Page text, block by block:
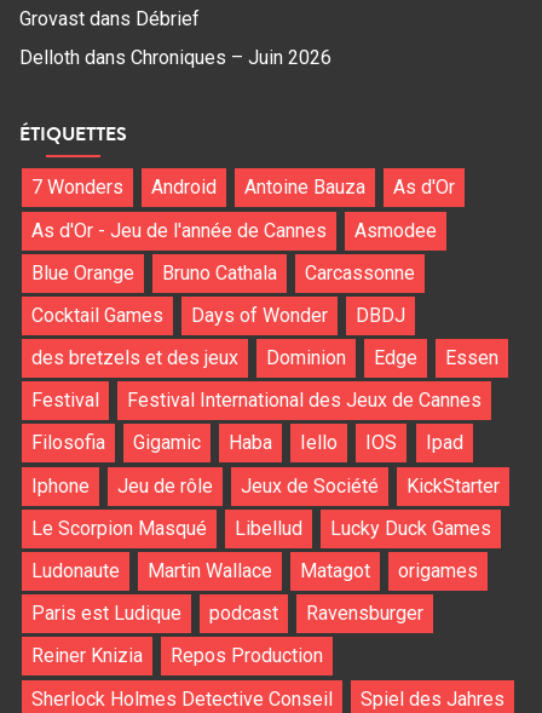
Grovast dans Débrief
Delloth dans Chroniques – Juin 2026
ÉTIQUETTES
7 Wonders Android Antoine Bauza
As d'Or
As d'Or - Jeu de l'année de Cannes
Asmodee
Blue Orange
Bruno Cathala
Carcassonne
Cocktail Games
Days of Wonder
DBDJ
des bretzels et des jeux
Dominion Edge
Essen
Festival
Festival International des Jeux de Cannes
Filosofia
Gigamic Haba Iello IOS
Ipad
Iphone
Jeu de rôle Jeux de Société
KickStarter
Le Scorpion Masqué
Libellud
Lucky Duck Games
Ludonaute
Martin Wallace Matagot
origames
Paris est Ludique
podcast
Ravensburger
Reiner Knizia
Repos Production
Sherlock Holmes Detective Conseil
Spiel des Jahres